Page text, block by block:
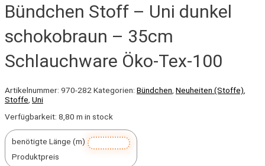
Bündchen Stoff – Uni dunkel
schokobraun – 35cm
Schlauchware Öko-Tex-100
Artikelnummer: 970-282 Kategorien: Bündchen Neuheiten (Stoffe)
Stoffe Uni
Verfügbarkeit: 8,80 m in stock
benötigte Länge (m)
Produktpreis